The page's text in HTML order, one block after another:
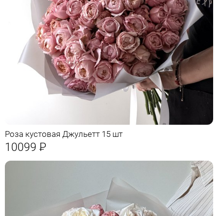
Роза кустовая Джульетт 15 шт
10099 Р